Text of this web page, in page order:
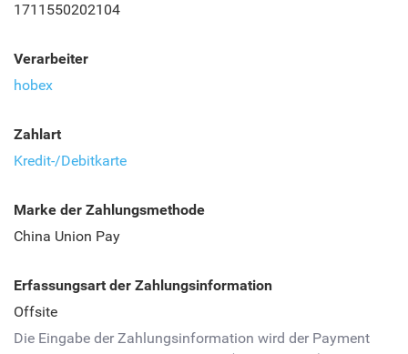
1711550202104
Verarbeiter
hobex
Zahlart
Kredit-/Debitkarte
Marke der Zahlungsmethode
China Union Pay
Erfassungsart der Zahlungsinformation
Offsite
Die Eingabe der Zahlungsinformation wird der Payment